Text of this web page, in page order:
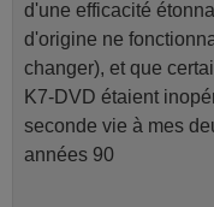
d'une efficacité
d'origine ne
changer), et que
K7-DVD étaient
seconde vie à mes
années 90